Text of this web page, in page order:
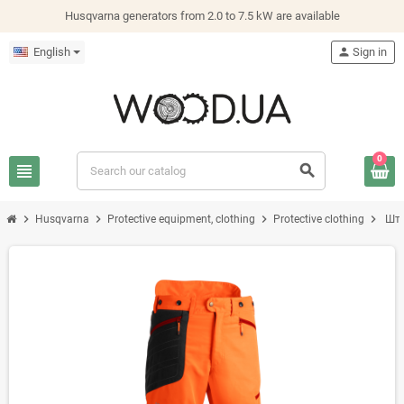
Husqvarna generators from 2.0 to 7.5 kW are available
English
view_headline search
person Sign in
0
chevron_right Husqvarna chevron_right Protective equipment, clothing chevron_right Protective clothing chevron_right